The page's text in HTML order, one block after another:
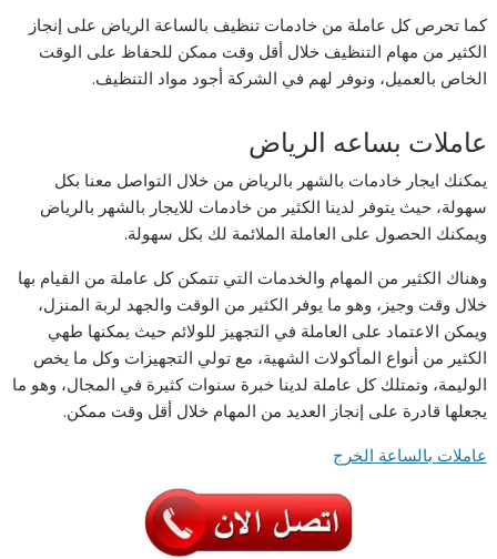
كما تحرص كل عاملة من خادمات تنظيف بالساعة الرياض على إنجاز
الكثير من مهام التنظيف خلال أقل وقت ممكن للحفاظ على الوقت
الخاص بالعميل، ونوفر لهم في الشركة أجود مواد التنظيف.
عاملات بساعه الرياض
يمكنك ايجار خادمات بالشهر بالرياض من خلال التواصل معنا بكل
سهولة، حيث يتوفر لدينا الكثير من خادمات للايجار بالشهر بالرياض
ويمكنك الحصول على العاملة الملائمة لك بكل سهولة.
وهناك الكثير من المهام والخدمات التي تتمكن كل عاملة من القيام بها
خلال وقت وجيز، وهو ما يوفر الكثير من الوقت والجهد لربة المنزل،
ويمكن الاعتماد على العاملة في التجهيز للولائم حيث يمكنها طهي
الكثير من أنواع المأكولات الشهية، مع تولي التجهيزات وكل ما يخص
الوليمة، وتمتلك كل عاملة لدينا خبرة سنوات كثيرة في المجال، وهو ما
يجعلها قادرة على إنجاز العديد من المهام خلال أقل وقت ممكن.
عاملات بالساعة الخرج